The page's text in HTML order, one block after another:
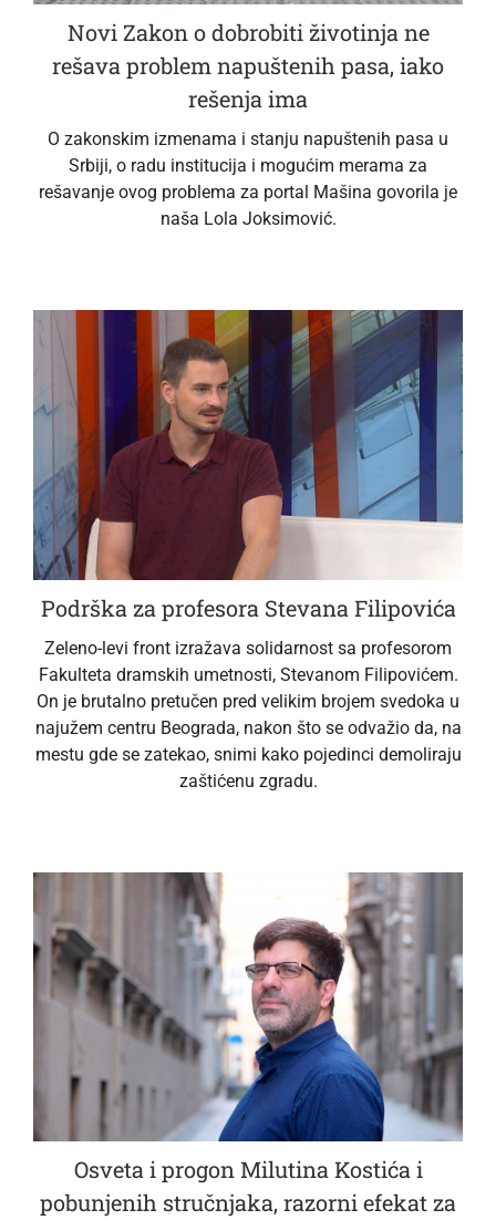
Novi Zakon o dobrobiti životinja ne
rešava problem napuštenih pasa, iako
rešenja ima
O zakonskim izmenama i stanju napuštenih pasa u
Srbiji, o radu institucija i mogućim merama za
rešavanje ovog problema za portal Mašina govorila je
naša Lola Joksimović.
Podrška za profesora Stevana Filipovića
Zeleno-levi front izražava solidarnost sa profesorom
Fakulteta dramskih umetnosti, Stevanom Filipovićem.
On je brutalno pretučen pred velikim brojem svedoka u
najužem centru Beograda, nakon što se odvažio da, na
mestu gde se zatekao, snimi kako pojedinci demoliraju
zaštićenu zgradu.
Osveta i progon Milutina Kostića i
pobunjenih stručnjaka, razorni efekat za